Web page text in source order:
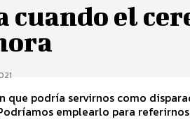
cuando el
que podría servirnos como
emplearlo para referirnos